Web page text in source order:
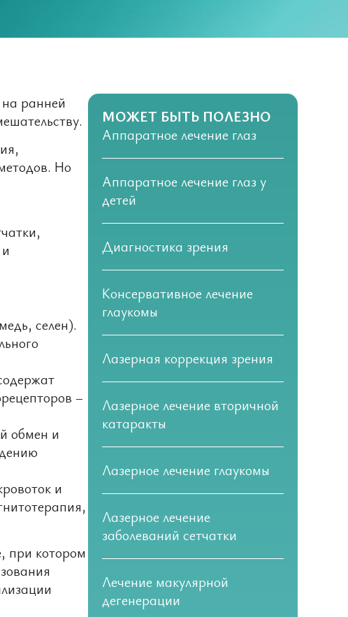
на ранней
Но
селен).
–
обмен и
и
при котором
МОЖЕТ БЫТЬ ПОЛЕЗНО
Аппаратное лечение глаз
Аппаратное лечение глаз у
детей
Диагностика зрения
Консервативное лечение
глаукомы
Лазерная коррекция зрения
Лазерное лечение вторичной
катаракты
Лазерное лечение глаукомы
Лазерное лечение
заболеваний сетчатки
Лечение макулярной
дегенерации